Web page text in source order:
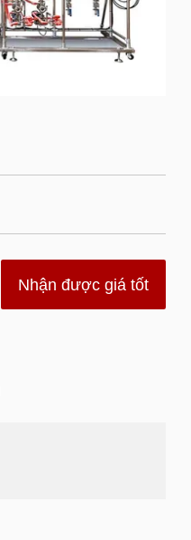
Nhận được giá tốt